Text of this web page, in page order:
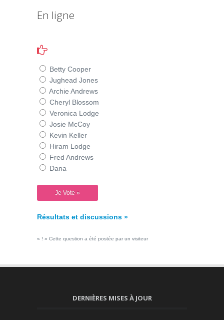
En ligne
Betty Cooper
Jughead Jones
Archie Andrews
Cheryl Blossom
Veronica Lodge
Josie McCoy
Kevin Keller
Hiram Lodge
Fred Andrews
Dana
Résultats et discussions »
« ! » Cette question a été postée par un visiteur
DERNIÈRES MISES À JOUR